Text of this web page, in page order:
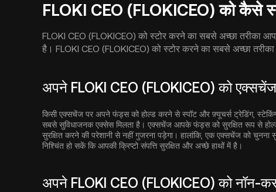
FLOKI CEO (FLOKICEO) को कैसे
FLOKI CEO (FLOKICEO) को स्टोर करने का सबसे अच्छा तरीका
है। FLOKI CEO (FLOKICEO) को स्टोर करने का सबसे अच्छा
अपने FLOKI CEO (FLOKICEO) को
किसी एक्सचेंज पर अपने फंड्स को होल्ड करने से स्पॉट और फ़्यूचर्स ट्रेडिंग,
सबसे सुविधाजनक एक्सेस मिलता है। एक्सचेंज आपके फंड्स को सुरक्षित रूप से
सुरक्षित करने की परेशानी से नहीं गुजरना पड़ेगा। हालांकि, एक एक्सचेंज को चुनना
निश्चिंत हो सकें कि आपकी क्रिप्टो संपत्ति सुरक्षित और अच्छे हाथों में है।
अपने FLOKI CEO (FLOKICEO) को नॉन-